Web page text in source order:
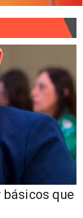
básicos que